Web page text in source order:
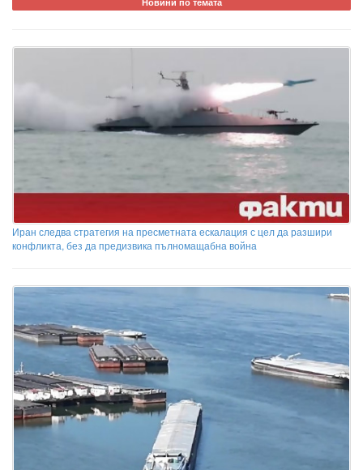
Иран следва стратегия на пресметната ескалация с цел да разшири
конфликта, без да предизвика пълномащабна война